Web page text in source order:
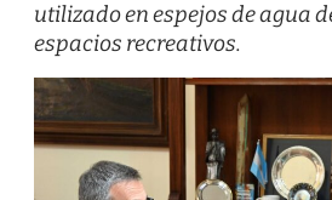
utilizado en espejos de agua
espacios recreativos.